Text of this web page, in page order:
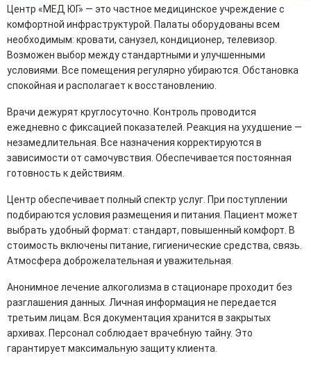
Центр «МЕД ЮГ» — это частное медицинское учреждение с
комфортной инфраструктурой. Палаты оборудованы всем
необходимым: кровати, санузел, кондиционер, телевизор.
Возможен выбор между стандартными и улучшенными
условиями. Все помещения регулярно убираются. Обстановка
спокойная и располагает к восстановлению.
Врачи дежурят круглосуточно. Контроль проводится
ежедневно с фиксацией показателей. Реакция на ухудшение —
незамедлительная. Все назначения корректируются в
зависимости от самочувствия. Обеспечивается постоянная
готовность к действиям.
Центр обеспечивает полный спектр услуг. При поступлении
подбираются условия размещения и питания. Пациент может
выбрать удобный формат: стандарт, повышенный комфорт. В
стоимость включены питание, гигиенические средства, связь.
Атмосфера доброжелательная и уважительная.
Анонимное лечение алкоголизма в стационаре проходит без
разглашения данных. Личная информация не передается
третьим лицам. Вся документация хранится в закрытых
архивах. Персонал соблюдает врачебную тайну. Это
гарантирует максимальную защиту клиента.